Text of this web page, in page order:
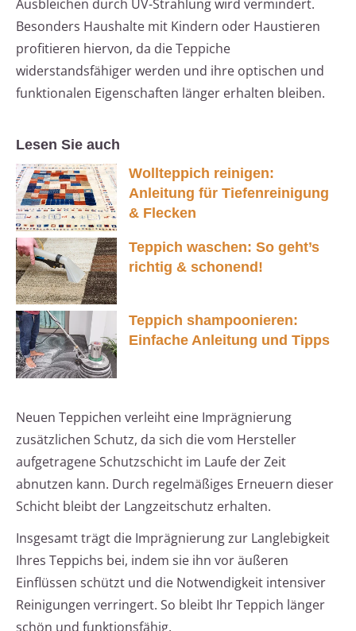
Ausbleichen durch UV-Strahlung wird vermindert.
Besonders Haushalte mit Kindern oder Haustieren
profitieren hiervon, da die Teppiche
widerstandsfähiger werden und ihre optischen und
funktionalen Eigenschaften länger erhalten bleiben.
Lesen Sie auch
Wollteppich reinigen:
Anleitung für Tiefenreinigung
& Flecken
Teppich waschen: So geht’s
richtig & schonend!
Teppich shampoonieren:
Einfache Anleitung und Tipps
Neuen Teppichen verleiht eine Imprägnierung
zusätzlichen Schutz, da sich die vom Hersteller
aufgetragene Schutzschicht im Laufe der Zeit
abnutzen kann. Durch regelmäßiges Erneuern dieser
Schicht bleibt der Langzeitschutz erhalten.
Insgesamt trägt die Imprägnierung zur Langlebigkeit
Ihres Teppichs bei, indem sie ihn vor äußeren
Einflüssen schützt und die Notwendigkeit intensiver
Reinigungen verringert. So bleibt Ihr Teppich länger
schön und funktionsfähig.